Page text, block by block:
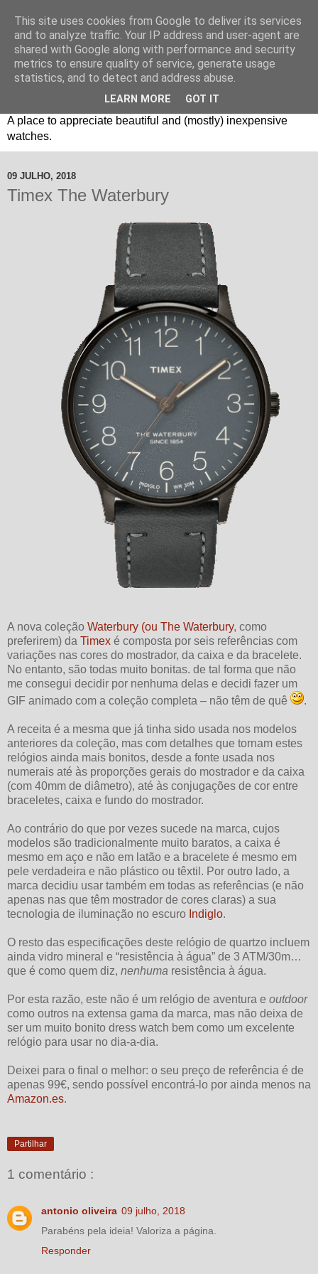
Um espaço sobre relógios "B3": Bons, Bonitos e Baratos. //
A place to appreciate beautiful and (mostly) inexpensive
watches.
09 JULHO, 2018
Timex The Waterbury
A nova coleção Waterbury (ou The Waterbury, como
preferirem) da Timex é composta por seis referências com
variações nas cores do mostrador, da caixa e da bracelete.
No entanto, são todas muito bonitas. de tal forma que não
me consegui decidir por nenhuma delas e decidi fazer um
GIF animado com a coleção completa – não têm de quê
.
A receita é a mesma que já tinha sido usada nos modelos
anteriores da coleção, mas com detalhes que tornam estes
relógios ainda mais bonitos, desde a fonte usada nos
numerais até às proporções gerais do mostrador e da caixa
(com 40mm de diâmetro), até às conjugações de cor entre
braceletes, caixa e fundo do mostrador.
Ao contrário do que por vezes sucede na marca, cujos
modelos são tradicionalmente muito baratos, a caixa é
mesmo em aço e não em latão e a bracelete é mesmo em
pele verdadeira e não plástico ou têxtil. Por outro lado, a
marca decidiu usar também em todas as referências (e não
apenas nas que têm mostrador de cores claras) a sua
tecnologia de iluminação no escuro Indiglo.
O resto das especificações deste relógio de quartzo incluem
ainda vidro mineral e “resistência à água” de 3 ATM/30m…
que é como quem diz, nenhuma resistência à água.
Por esta razão, este não é um relógio de aventura e outdoor
como outros na extensa gama da marca, mas não deixa de
ser um muito bonito dress watch bem como um excelente
relógio para usar no dia-a-dia.
Deixei para o final o melhor: o seu preço de referência é de
apenas 99€, sendo possível encontrá-lo por ainda menos na
Amazon.es.
Partilhar
1 comentário :
antonio oliveira 09 julho, 2018
Parabéns pela ideia! Valoriza a página.
Responder
This site uses cookies from Google to deliver its services
and to analyze traffic. Your IP address and user-agent are
shared with Google along with performance and security
metrics to ensure quality of service, generate usage
statistics, and to detect and address abuse.
LEARN MORE GOT IT